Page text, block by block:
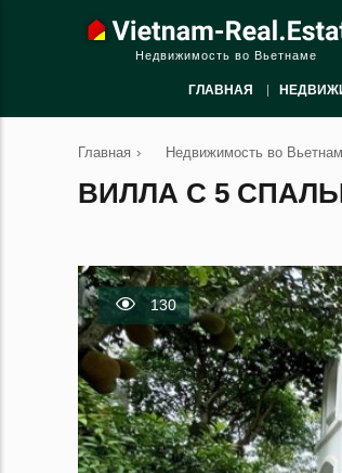
Недвижимость во Вьетнаме
ГЛАВНАЯ
Главная › Недвижимость во
ВИЛЛА С 5
130